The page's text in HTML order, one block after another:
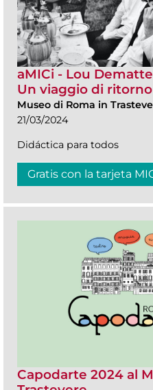
aMICi - Lou
Un viaggio di ritorno
Museo di Roma in
21/03/2024
Didáctica para todos
Gratis con la tarjeta
Capodarte 2024 al